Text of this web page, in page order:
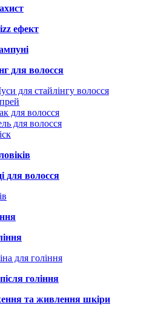
ефект
для волосся
для стайлінгу волосся
для волосся
для волосся
для волосся
для гоління
гоління
та живлення шкіри